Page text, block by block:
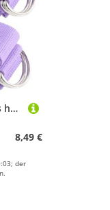
WHAMVOX 2 Stück Leichtes hochelastisches Yoga Stretchband aus Baumwoll Polyester Helllila rutschfestes Resistance Exercise Band für effektives Muskeltraining und vielseitiges Stretching
8,49 €
der